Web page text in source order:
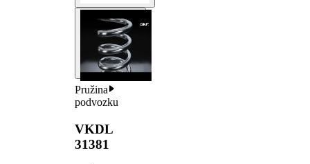
Pružina
podvozku
VKDL
31381